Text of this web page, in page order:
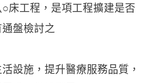
床工程，是項工程擴建是否
盤檢討之
施，提升醫療服務品質，